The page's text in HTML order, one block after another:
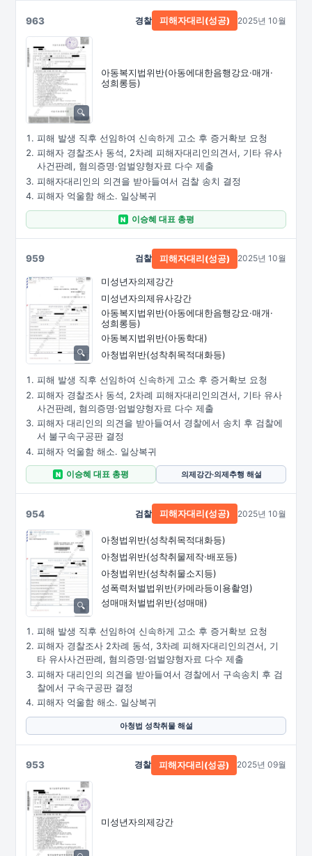
963
아동복지법위반(아동에대한음행강요·매개·
성희롱등)
경찰 피해자대리(성공) 2025년 10월
피해 발생 직후 선임하여 신속하게 고소 후 증거확보 요청
피해자 경찰조사 동석, 2차례 피해자대리인의견서, 기타 유사
사건판례, 혐의증명·엄벌양형자료 다수 제출
피해자대리인의 의견을 받아들여서 검찰 송치 결정
피해자 억울함 해소. 일상복귀
N 이승혜 대표 총평
959
미성년자의제강간
미성년자의제유사강간
아동복지법위반(아동에대한음행강요·매개·
성희롱등)
아동복지법위반(아동학대)
아청법위반(성착취목적대화등)
검찰 피해자대리(성공) 2025년 10월
피해 발생 직후 선임하여 신속하게 고소 후 증거확보 요청
피해자 경찰조사 동석, 2차례 피해자대리인의견서, 기타 유사
사건판례, 혐의증명·엄벌양형자료 다수 제출
피해자 대리인의 의견을 받아들여서 경찰에서 송치 후 검찰에
서 불구속구공판 결정
피해자 억울함 해소. 일상복귀
N 이승혜 대표 총평 의제강간·의제추행 해설
954
아청법위반(성착취목적대화등)
아청법위반(성착취물제작·배포등)
아청법위반(성착취물소지등)
성폭력처벌법위반(카메라등이용촬영)
성매매처벌법위반(성매매)
검찰 피해자대리(성공) 2025년 10월
피해 발생 직후 선임하여 신속하게 고소 후 증거확보 요청
피해자 경찰조사 2차례 동석, 3차례 피해자대리인의견서, 기
타 유사사건판례, 혐의증명·엄벌양형자료 다수 제출
피해자 대리인의 의견을 받아들여서 경찰에서 구속송치 후 검
찰에서 구속구공판 결정
피해자 억울함 해소. 일상복귀
아청법 성착취물 해설
953
미성년자의제강간
경찰 피해자대리(성공) 2025년 09월